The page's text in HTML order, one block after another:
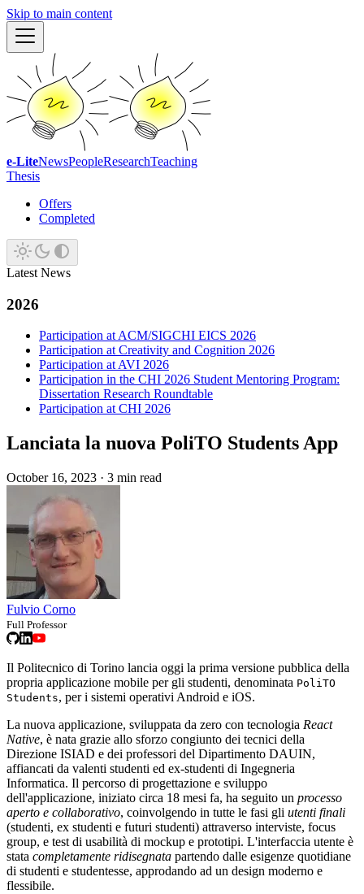
Skip to main content
e-LiteNewsPeopleResearchTeaching
Thesis
Offers
Completed
Latest News
2026
Participation at ACM/SIGCHI EICS 2026
Participation at Creativity and Cognition 2026
Participation at AVI 2026
Participation in the CHI 2026 Student Mentoring Program:
Dissertation Research Roundtable
Participation at CHI 2026
Lanciata la nuova PoliTO Students App
October 16, 2023 · 3 min read
Fulvio Corno
Full Professor
Il Politecnico di Torino lancia oggi la prima versione pubblica della
propria applicazione mobile per gli studenti, denominata PoliTO
Students, per i sistemi operativi Android e iOS.
La nuova applicazione, sviluppata da zero con tecnologia React
Native, è nata grazie allo sforzo congiunto dei tecnici della
Direzione ISIAD e dei professori del Dipartimento DAUIN,
affiancati da valenti studenti ed ex-studenti di Ingegneria
Informatica. Il percorso di progettazione e sviluppo
dell'applicazione, iniziato circa 18 mesi fa, ha seguito un processo
aperto e collaborativo, coinvolgendo in tutte le fasi gli utenti finali
(studenti, ex studenti e futuri studenti) attraverso interviste, focus
group, e test di usabilità di mockup e prototipi. L'interfaccia utente è
stata completamente ridisegnata partendo dalle esigenze quotidiane
di studenti e studentesse, approdando ad un design moderno e
flessibile.